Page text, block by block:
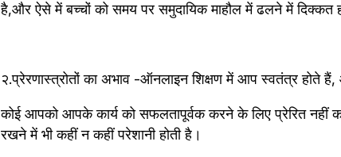
है,और ऐसे में बच्चों को समय पर समुदायिक माहौल में ढलने में दिक्कत
२.प्रेरणास्त्रोतों का अभाव -ऑनलाइन शिक्षण में आप स्वतंत्र होते हैं,
कोई आपको आपके कार्य को सफलतापूर्वक करने के लिए प्रेरित नहीं
रखने में भी कहीं न कहीं परेशानी होती है।